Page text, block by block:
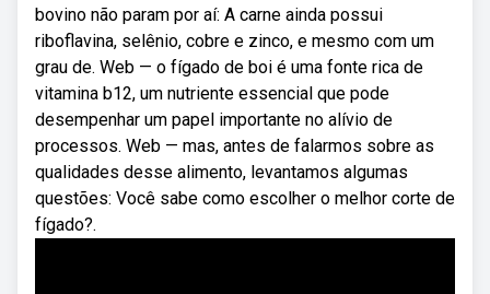
bovino não param por aí: A carne ainda possui
riboflavina, selênio, cobre e zinco, e mesmo com um
grau de. Web — o fígado de boi é uma fonte rica de
vitamina b12, um nutriente essencial que pode
desempenhar um papel importante no alívio de
processos. Web — mas, antes de falarmos sobre as
qualidades desse alimento, levantamos algumas
questões: Você sabe como escolher o melhor corte de
fígado?.